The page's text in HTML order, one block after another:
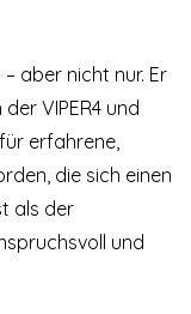
aber nicht nur. Er
VIPER4 und
für erfahrene,
die sich einen
als der
und